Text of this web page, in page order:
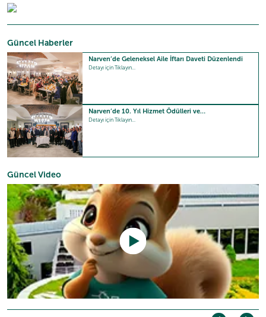
Güncel Haberler
Narven’de Geleneksel Aile İftarı Daveti Düzenlendi
Detayı için Tıklayın...
Narven’de 10. Yıl Hizmet Ödülleri ve…
Detayı için Tıklayın...
Güncel Video